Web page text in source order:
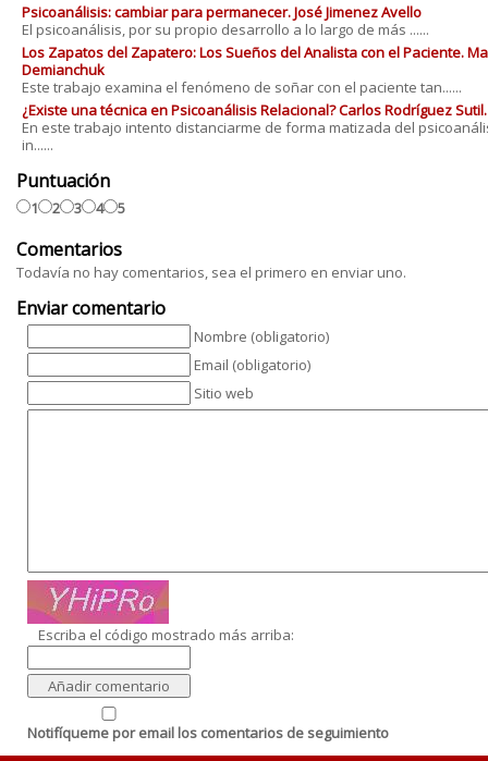
Psicoanálisis: cambiar para permanecer. José Jimenez Avello
El psicoanálisis, por su propio desarrollo a lo largo de más ......
Los Zapatos del Zapatero: Los Sueños del Analista con el Paciente.
Demianchuk
Este trabajo examina el fenómeno de soñar con el paciente tan......
¿Existe una técnica en Psicoanálisis Relacional? Carlos Rodríguez Sutil.
En este trabajo intento distanciarme de forma matizada del
in......
Puntuación
1 2 3 4 5
Comentarios
Todavía no hay comentarios, sea el primero en enviar uno.
Enviar comentario
Nombre (obligatorio)
Email (obligatorio)
Sitio web
Escriba el código mostrado más arriba:
Notifíqueme por email los comentarios de seguimiento